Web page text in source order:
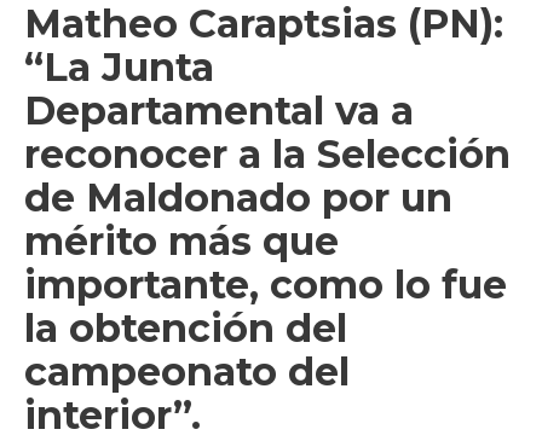
Matheo Caraptsias (PN):
“La Junta
Departamental va a
reconocer a la Selección
de Maldonado por un
mérito más que
importante, como lo fue
la obtención del
campeonato del
interior”.